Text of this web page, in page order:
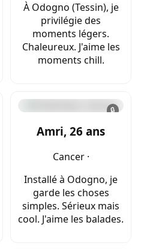
À Odogno (Tessin), je
privilégie des
moments légers.
Chaleureux. J'aime les
moments chill.
🔒
Amri, 26 ans
Cancer ·
Installé à Odogno, je
garde les choses
simples. Sérieux mais
cool. J'aime les balades.